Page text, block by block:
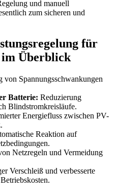
und manuell
zum sicheren und
für
im Überblick
von Spannungsschwankungen
Batterie: Reduzierung
Blindstromkreisläufe.
Energiefluss zwischen PV-
Reaktion auf
Netzregeln und Vermeidung
Verschleiß und verbesserte